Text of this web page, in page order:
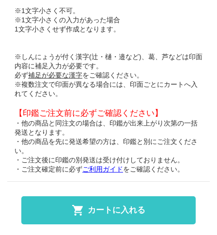
※1文字小さく不可。
※1文字小さくの入力があった場合
1文字小さくせず作成となります。
※しんにょうが付く漢字(辻・樋・邉など)、葛、芦などは印面
内容に補足入力が必要です。
必ず補足が必要な漢字をご確認ください。
※複数注文で印面が異なる場合には、印面ごとにカートへ入
れてください。
【印鑑ご注文前に必ずご確認ください】
・他の商品と同注文の場合は、印鑑が出来上がり次第の一括
発送となります。
・他の商品を先に発送希望の方は、印鑑と別にご注文くださ
い。
・ご注文後に印鑑の別発送は受け付けしておりません。
・ご注文確定前に必ずご利用ガイドをご確認ください。
カートに入れる